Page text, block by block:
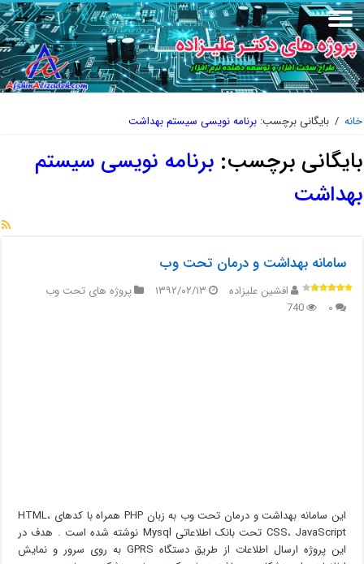
خانه / بایگانی برچسب:برنامه نویسی سیستم بهداشت
بایگانی برچسب:برنامه نویسی سیستم
بهداشت
سامانه بهداشت و درمان تحت وب
افشین علیزاده ۱۳۹۲/۰۲/۱۳
پروژه های تحت وب
۰
740
این سامانه بهداشت و درمان تحت وب به زبان PHP همراه با کدهای HTML،
CSS، JavaScript تحت بانک اطلاعاتی Mysql نوشته شده است . هدف در
این پروژه ارسال اطلاعات از طریق دستگاه GPRS به روی سرور و نمایش